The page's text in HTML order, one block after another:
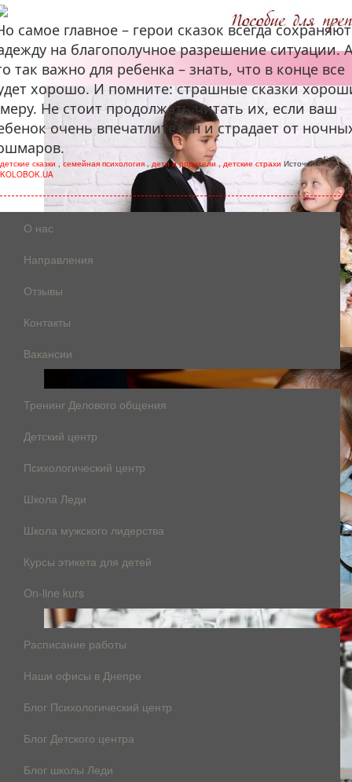
самое главное – герои сказок всегда сохраняют
на благополучное разрешение ситуации.
так важно для ребенка – знать, что в конце все
хорошо. И помните: страшные сказки
Не стоит продолжать читать их, если ваш
очень впечатлителен и страдает от
детские сказки семейная психология , дети и родители детские страхи Источник:
KOLOBOK.UA
О нас
Направления
Отзывы
Контакты
Вакансии
Тренинг Делового общения
Детский центр
Психологический центр
Школа Леди
Школа мужского лидерства
Курсы этикета для детей
On-line kurs
Расписание работы
Наши офисы в Днепре
Блог Психологический центр
Блог Детского центра
Блог школы Леди